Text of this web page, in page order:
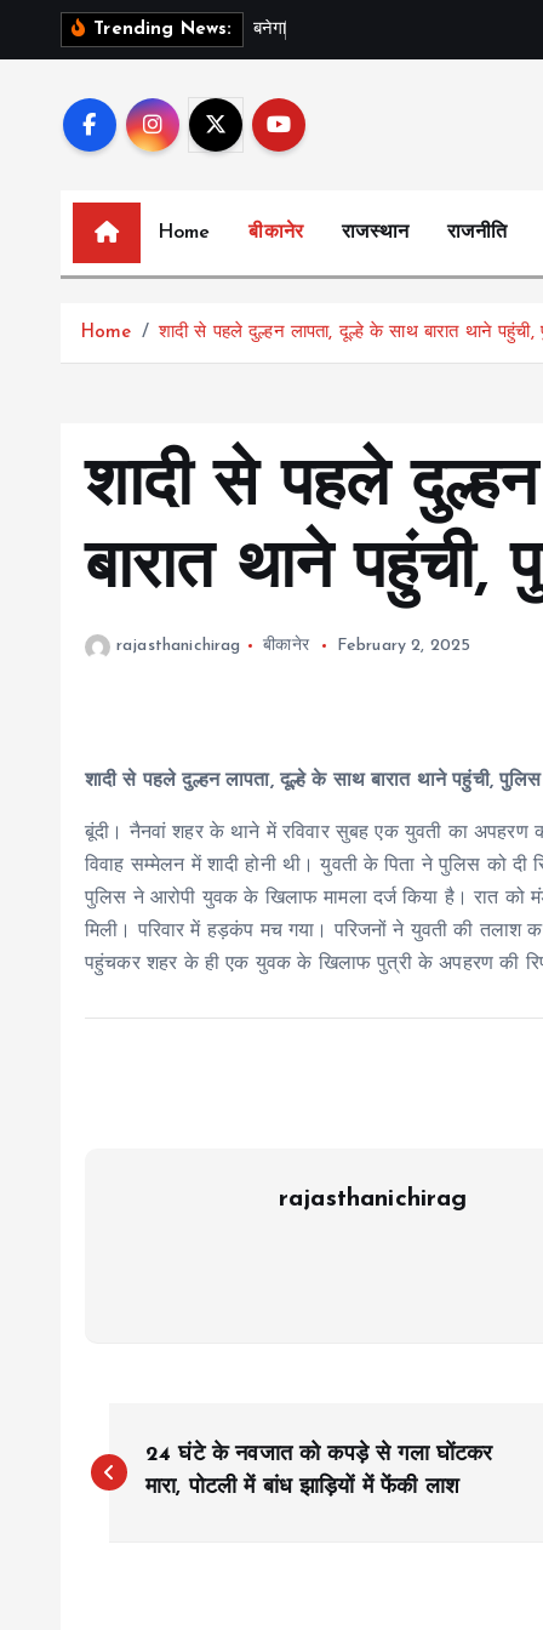
Trending News: बनग
Home बीकानेर राजस्थान राजनीति
Home शादी से पहले दुल्हन लापता, दूल्हे के साथ बारात थाने
शादी से पहले
बारात थाने
rajasthanichirag बीकानेर February 2, 2025
शादी से पहले दुल्हन लापता, दूल्हे के साथ बारात थाने पहुंची,
बूंदी। नैनवां शहर के थाने में रविवार सुबह एक युवती का अपहरण
विवाह सम्मेलन में शादी होनी थी। युवती के पिता ने पुलिस को
पुलिस ने आरोपी युवक के खिलाफ मामला दर्ज किया है। रात को
मिली। परिवार में हड़कंप मच गया। परिजनों ने युवती की तलाश
पहुंचकर शहर के ही एक युवक के खिलाफ पुत्री के अपहरण की
rajasthanichirag
o
24 घंटे के नवजात को कपड़े से गला घोंटकर
मारा, पोटली में बांध झाड़ियों में फेंकी लाश